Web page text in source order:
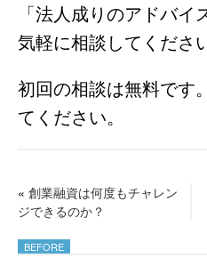
「法人成りのアドバイ
気軽に相談してください
初回の相談は無料です
てください。
« 創業融資は何度もチャレン
ジできるのか？